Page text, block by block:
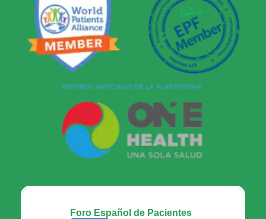
Foro Español de Pacientes